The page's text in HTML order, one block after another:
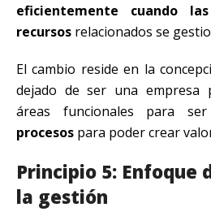
eficientemente cuando
recursos relacionados se
El cambio reside en la
dejado de ser una empresa
áreas funcionales para
procesos para poder crear
Principio 5: Enfoque
la gestión